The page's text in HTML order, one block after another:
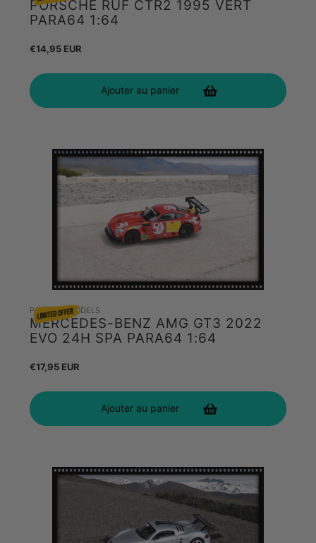
PORSCHE RUF CTR2 1995 VERT
PARA64 1:64
Prix
habituel
€14,95 EUR
Ajouter au panier
PARAGON MODELS
MERCEDES-BENZ AMG GT3 2022
EVO 24H SPA PARA64 1:64
Prix
habituel
€17,95 EUR
Ajouter au panier